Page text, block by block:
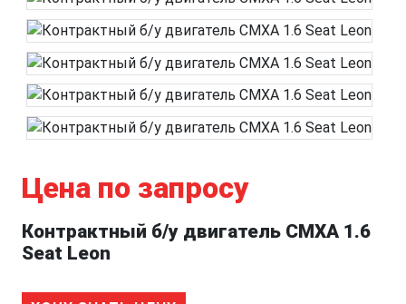
Цена по запросу
Контрактный б/у двигатель CMXA 1.6
Seat Leon